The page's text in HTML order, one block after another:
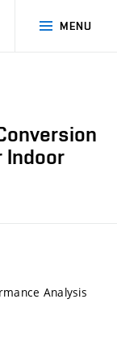
MENU
Indoor
Analysis